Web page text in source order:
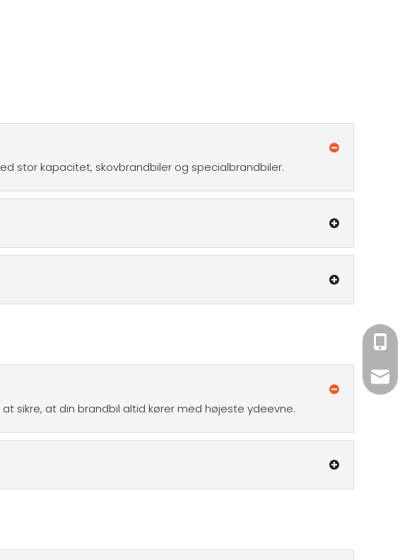
stor kapacitet, skovbrandbiler og specialbrandbiler.
sikre, at din brandbil altid kører med højeste ydeevne.
+86